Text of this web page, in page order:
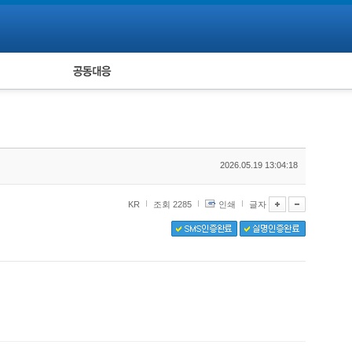
피해자 공동대응
2026.05.19 13:04:18
KR 조회 2285 인쇄 글자